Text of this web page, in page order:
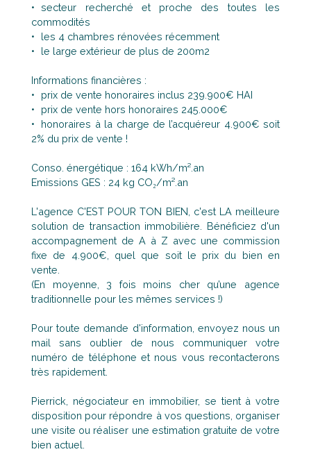
secteur recherché et proche des toutes les
commodités
les 4 chambres rénovées récemment
le large extérieur de plus de 200m2
Informations financières :
prix de vente honoraires inclus 239.900€ HAI
prix de vente hors honoraires 245.000€
honoraires à la charge de l’acquéreur 4.900€ soit
2% du prix de vente !
Conso. énergétique : 164 kWh/m².an
Emissions GES : 24 kg CO₂/m².an
L'agence C'EST POUR TON BIEN, c'est LA meilleure
solution de transaction immobilière. Bénéficiez d'un
accompagnement de A à Z avec une commission
fixe de 4.900€, quel que soit le prix du bien en
vente.
(En moyenne, 3 fois moins cher qu’une agence
traditionnelle pour les mêmes services !)
Pour toute demande d'information, envoyez nous un
mail sans oublier de nous communiquer votre
numéro de téléphone et nous vous recontacterons
très rapidement.
Pierrick, négociateur en immobilier, se tient à votre
disposition pour répondre à vos questions, organiser
une visite ou réaliser une estimation gratuite de votre
bien actuel.